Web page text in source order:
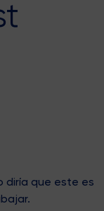
diría que este es